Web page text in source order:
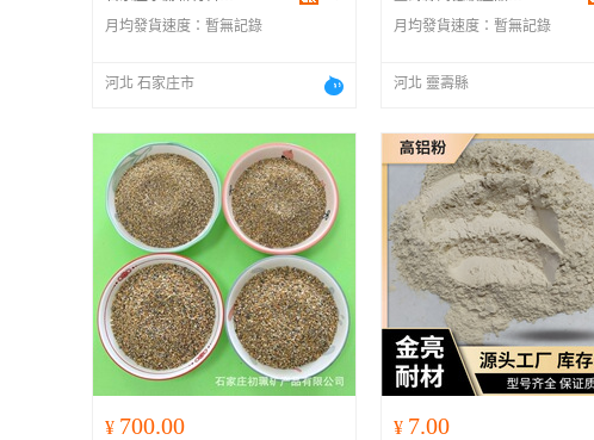
月均發貨速度： 暫無記錄
河北 石家庄市
月均發貨速度： 暫無記錄
河北 靈壽縣
¥ 700.00 ¥ 7.00